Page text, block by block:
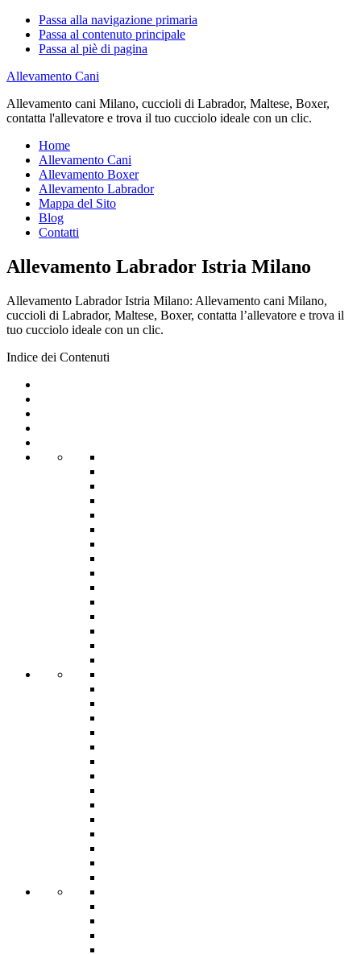
Passa alla navigazione primaria
Passa al contenuto principale
Passa al piè di pagina
Allevamento Cani
Allevamento cani Milano, cuccioli di Labrador, Maltese, Boxer,
contatta l'allevatore e trova il tuo cucciolo ideale con un clic.
Home
Allevamento Cani
Allevamento Boxer
Allevamento Labrador
Mappa del Sito
Blog
Contatti
Allevamento Labrador Istria Milano
Allevamento Labrador Istria Milano: Allevamento cani Milano,
cuccioli di Labrador, Maltese, Boxer, contatta l’allevatore e trova il
tuo cucciolo ideale con un clic.
Indice dei Contenuti